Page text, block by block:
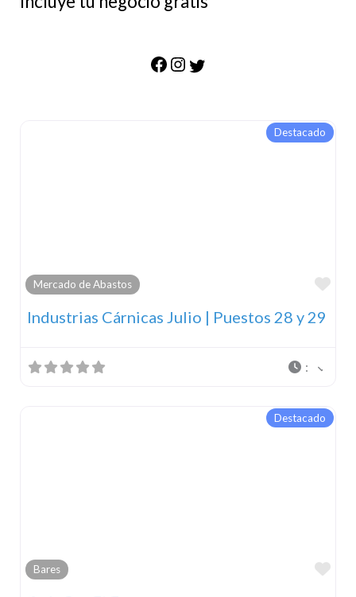
Destacado
Mercado de Abastos
Industrias Cárnicas Julio | Puestos 28 y 29
:
Destacado
Bares